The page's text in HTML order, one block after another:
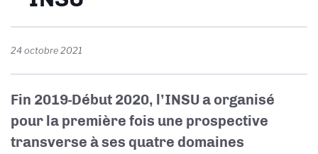
24 octobre 2021
Fin 2019-Début 2020, l’INSU a organisé
pour la première fois une prospective
transverse à ses quatre domaines